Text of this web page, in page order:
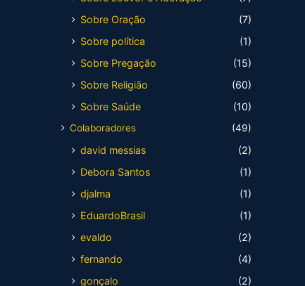
Sobre Oração
(7)
Sobre política
(1)
Sobre Pregação
(15)
Sobre Religião
(60)
Sobre Saúde
(10)
Colaboradores (49)
david messias
(2)
Debora Santos
(1)
djalma
(1)
EduardoBrasil
(1)
evaldo
(2)
fernando
(4)
gonçalo
(2)